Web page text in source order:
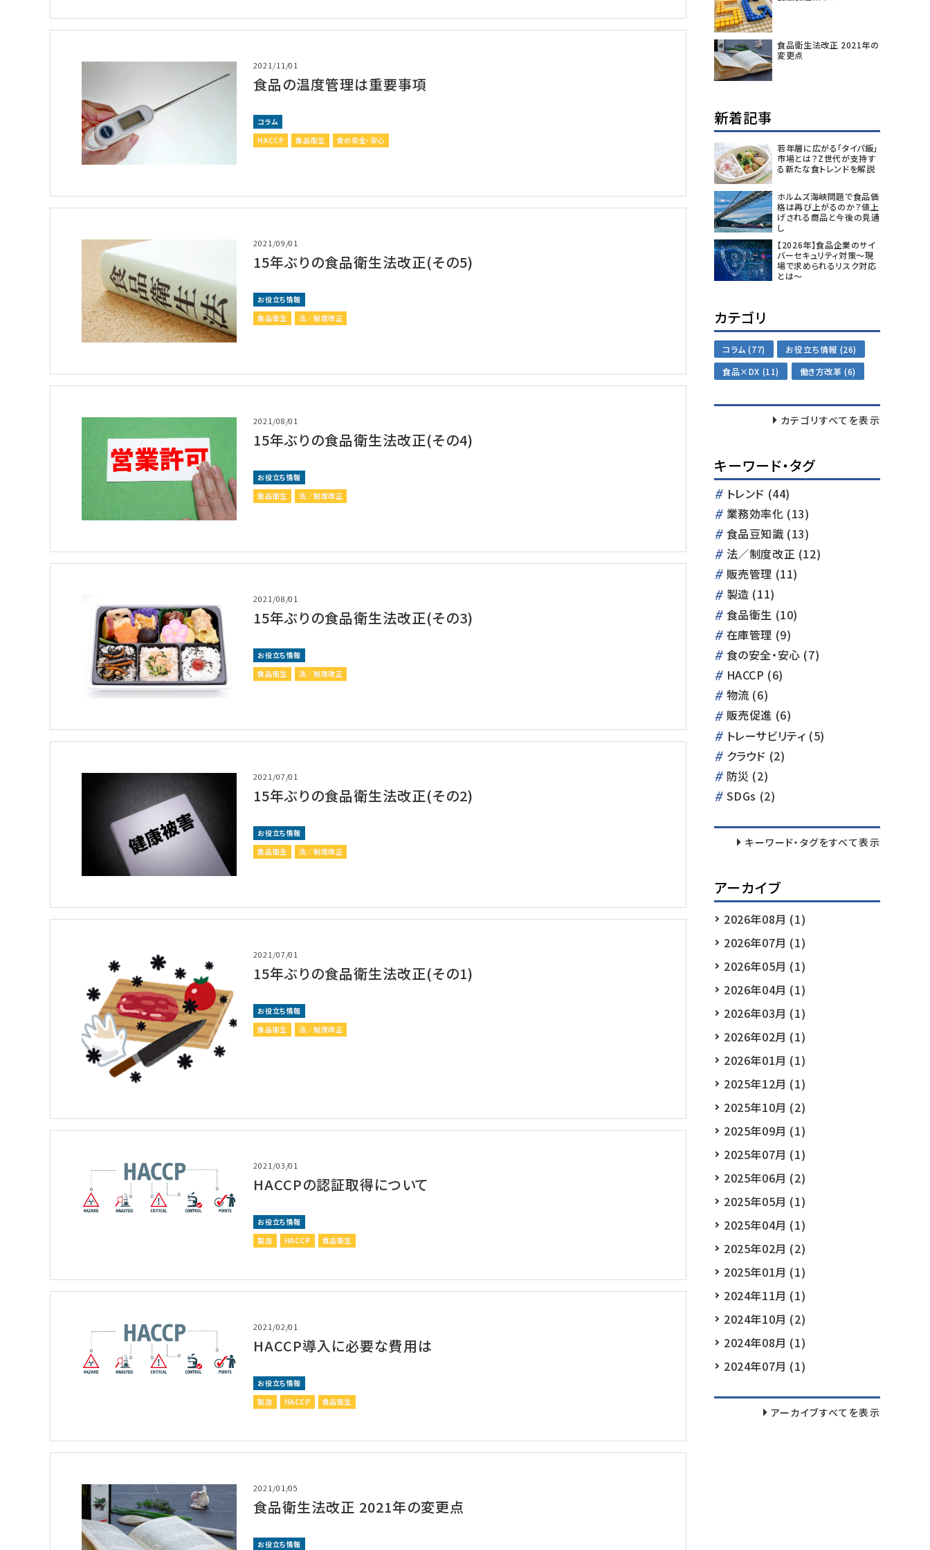
2021/11/01
食品の温度管理は重要事項
コラム
HACCP
食品衛生 食の安全・安心
2021/09/01
15年ぶりの食品衛生法改正(その5)
お役立ち情報
食品衛生
法／制度改正
2021/08/01
15年ぶりの食品衛生法改正(その4)
お役立ち情報
食品衛生
法／制度改正
2021/08/01
15年ぶりの食品衛生法改正(その3)
お役立ち情報
食品衛生
法／制度改正
2021/07/01
15年ぶりの食品衛生法改正(その2)
お役立ち情報
食品衛生
法／制度改正
2021/07/01
15年ぶりの食品衛生法改正(その1)
お役立ち情報
食品衛生
法／制度改正
2021/03/01
HACCPの認証取得について
お役立ち情報
製造
HACCP 食品衛生
2021/02/01
HACCP導入に必要な費用は
お役立ち情報
製造
HACCP 食品衛生
2021/01/05
食品衛生法改正 2021年の変更点
お役立ち情報
食品衛生法改正 2021年の
変更点
新着記事
若年層に広がる「タイパ飯」
市場とは？Z世代が支持す
る新たな食トレンドを解説
ホルムズ海峡問題で食品価
格は再び上がるのか？値上
げされる商品と今後の見通
し
【2026年】食品企業のサイ
バーセキュリティ対策～現
場で求められるリスク対応
とは～
カテゴリ
コラム (77)
お役立ち情報 (26)
食品×DX (11)
働き方改革 (6)
カテゴリすべてを表示
キーワード・タグ
トレンド (44)
業務効率化 (13)
食品豆知識 (13)
法／制度改正 (12)
販売管理 (11)
製造 (11)
食品衛生 (10)
在庫管理 (9)
食の安全・安心 (7)
HACCP (6)
物流 (6)
販売促進 (6)
トレーサビリティ (5)
クラウド (2)
防災 (2)
SDGs (2)
キーワード・タグをすべて表示
アーカイブ
2026年08月 (1)
2026年07月 (1)
2026年05月 (1)
2026年04月 (1)
2026年03月 (1)
2026年02月 (1)
2026年01月 (1)
2025年12月 (1)
2025年10月 (2)
2025年09月 (1)
2025年07月 (1)
2025年06月 (2)
2025年05月 (1)
2025年04月 (1)
2025年02月 (2)
2025年01月 (1)
2024年11月 (1)
2024年10月 (2)
2024年08月 (1)
2024年07月 (1)
アーカイブすべてを表示